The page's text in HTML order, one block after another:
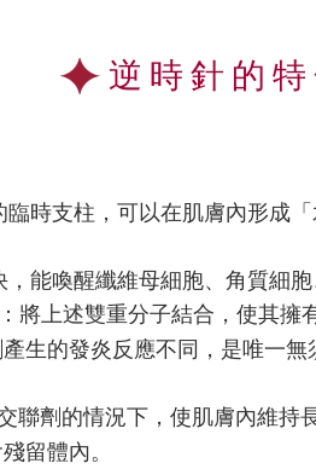
逆時針的
時支柱，可以在肌膚內形成
喚醒纖維母細胞、角質細胞
： 將上述雙重分子結合，使其擁
生的發炎反應不同，是唯一
聯劑的情況下，使肌膚內維持
留體內。